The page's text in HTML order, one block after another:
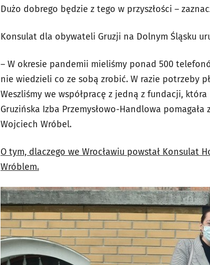
Dużo dobrego będzie z tego w przyszłości –
Konsulat dla obywateli Gruzji na Dolnym Śląsku
– W okresie pandemii mieliśmy ponad 500
nie wiedzieli co ze sobą zrobić. W razie potrzeby
Weszliśmy we współpracę z jedną z fundacji,
Gruzińska Izba Przemysłowo-Handlowa
Wojciech Wróbel.
O tym, dlaczego we Wrocławiu powstał Konsulat
Wróblem.